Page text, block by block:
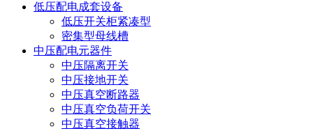
低压配电成套设备
低压开关柜紧凑型
密集型母线槽
中压配电元器件
中压隔离开关
中压接地开关
中压真空断路器
中压真空负荷开关
中压真空接触器